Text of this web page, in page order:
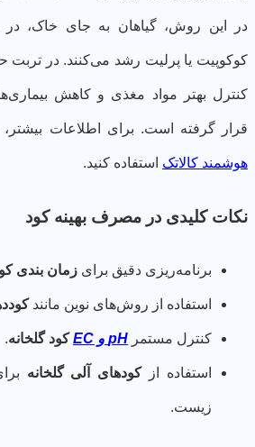
این روش، گیاهان به جای خاک، در
یا پرلیت رشد می‌کنند. در تربت
بهتر مواد مغذی و کاهش
گرفته است. برای اطلاعات بیشتر،
کالاتکاستفاده کنید.
کلیدی در مصرف بهینه کود
برنامه‌ریزی دقیق برای زمان بندی
استفاده از روش‌های نوین مانند
کنترل مستمرpH و EC کود گلخانه.
استفاده از کودهای آلی گلخانهبرای
زیست.